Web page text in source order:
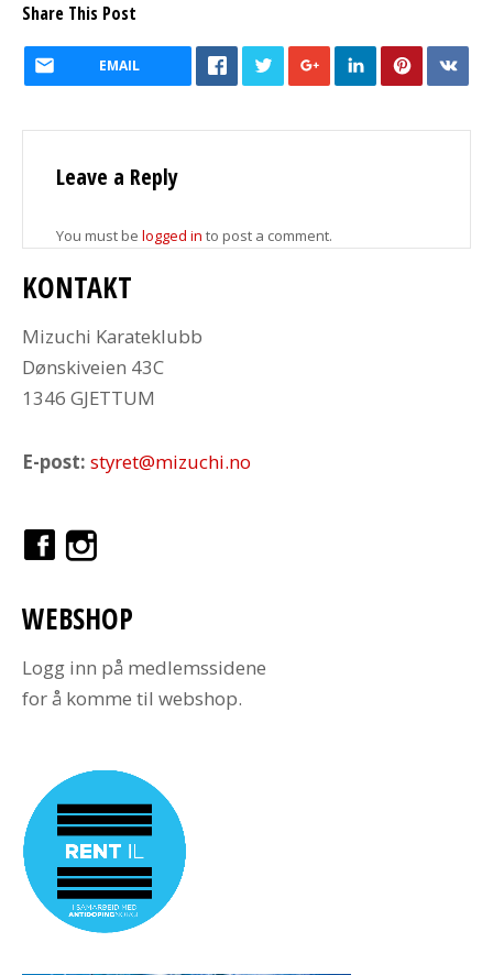
Share This Post
EMAIL
Leave a Reply
You must be logged in to post a comment.
KONTAKT
Mizuchi Karateklubb
Dønskiveien 43C
1346 GJETTUM
E-post: styret@mizuchi.no
WEBSHOP
Logg inn på medlemssidene
for å komme til webshop.